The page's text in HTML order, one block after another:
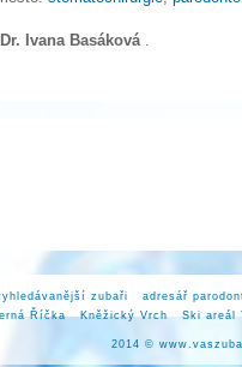
Ivana Basáková .
zubaři
adresář
Říčka Kněžický Vrch Ski areál
2014 ©